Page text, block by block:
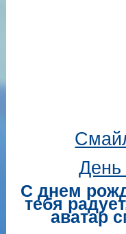
День
С днем
тебя
аватар